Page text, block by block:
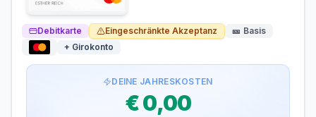
Voraussetzungen
MINDESTALTER
ab 18 Jahren
MINDESTEINKOMMEN
Erforderlich
Debitkarte Eingeschränkte Akzeptanz 🎫 Basis
+ Girokonto
DEINE JAHRESKOSTEN
€ 0,00